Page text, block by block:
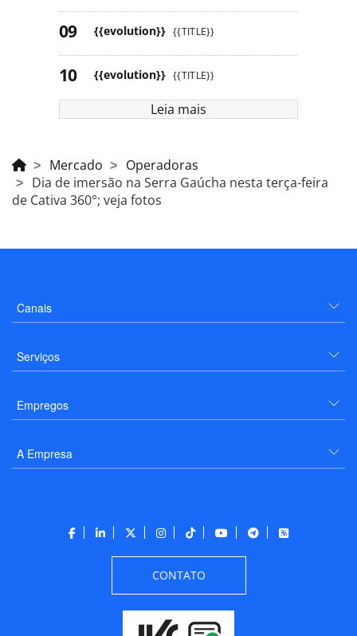
{{evolution}} {{TITLE}}
{{evolution}} {{TITLE}}
Leia mais
Mercado
Operadoras
Dia de imersão na Serra Gaúcha nesta terça-feira
de Cativa 360°; veja fotos
Canais
Serviços
Empregos
A Empresa
CONTATO